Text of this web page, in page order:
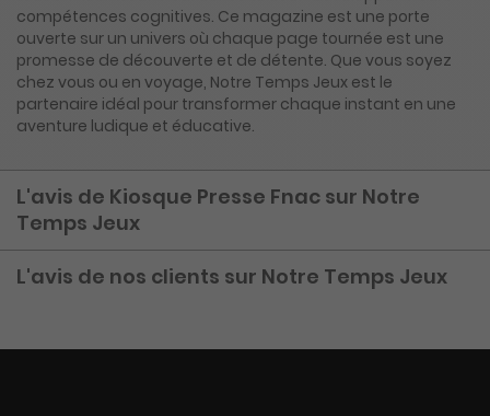
compétences cognitives. Ce magazine est une porte
ouverte sur un univers où chaque page tournée est une
promesse de découverte et de détente. Que vous soyez
chez vous ou en voyage, Notre Temps Jeux est le
partenaire idéal pour transformer chaque instant en une
aventure ludique et éducative.
L'avis de Kiosque Presse Fnac sur Notre
Temps Jeux
L'avis de nos clients sur Notre Temps Jeux